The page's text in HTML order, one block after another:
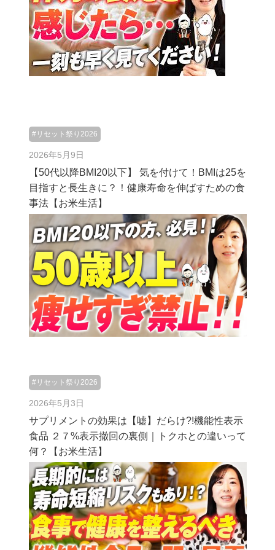
#リセット祭り2026
2026年5月9日
【50代以降BMI20以下】 気を付けて！BMIは25を
目指すと長生きに？！健康寿命を伸ばすための食
事法【お米生活】
#リセット祭り2026
2026年5月3日
サプリメントの効果は【嘘】だらけ?!機能性表示
食品 ２７%表示撤回の裏側｜トクホとの違いって
何？【お米生活】